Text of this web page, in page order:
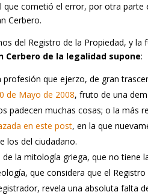
que cometió el error, por otra
Cerbero.
del Registro de la Propiedad, y
Cerbero de la legalidad supone:
profesión que ejerzo, de gran
de Mayo de 2008, fruto de una
padecen muchas cosas; o la más
en este post, en la que
los del ciudadano.
la mitología griega, que no tiene
que considera que el
revela una absoluta falta